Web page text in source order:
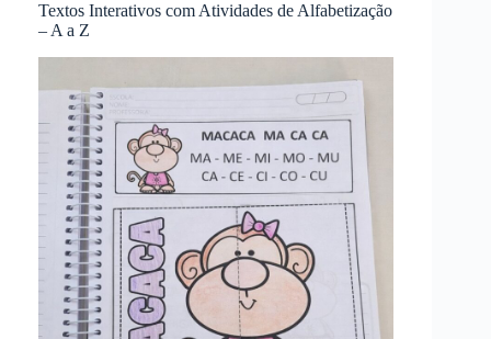
Textos Interativos com Atividades de Alfabetização
– A a Z